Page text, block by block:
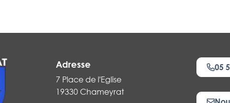
Adresse
7 Place de l'Eglise
19330 Chameyrat
05